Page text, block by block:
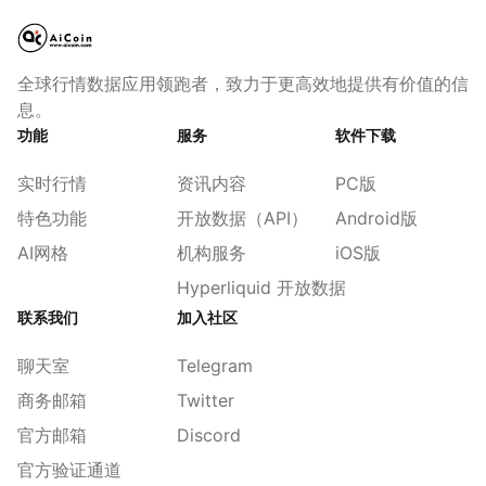
全球行情数据应用领跑者，致力于更高效地提供有价值的信
息。
功能
实时行情
特色功能
AI网格
服务
资讯内容
开放数据（API）
机构服务
Hyperliquid 开放数据
软件下载
PC版
Android版
iOS版
联系我们
聊天室
商务邮箱
官方邮箱
官方验证通道
加入社区
Telegram
Twitter
Discord